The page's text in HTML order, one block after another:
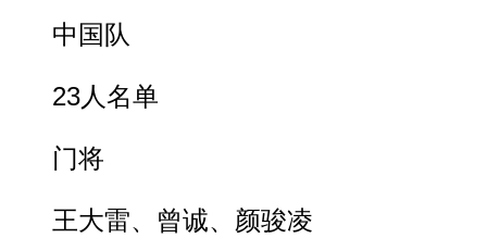
中国队
23人名单
门将
王大雷、曾诚、颜骏凌